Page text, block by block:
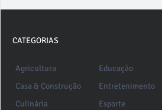
CATEGORIAS
Agricultura
Casa & Construção
Culinária
Educação
Entretenimento
Esporte